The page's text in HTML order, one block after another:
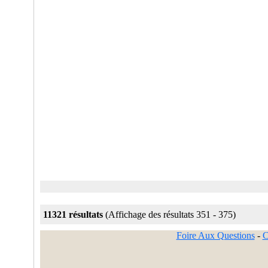
11321 résultats (Affichage des résultats 351 - 375)
Foire Aux Questions-